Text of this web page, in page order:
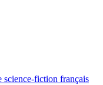
fiction français